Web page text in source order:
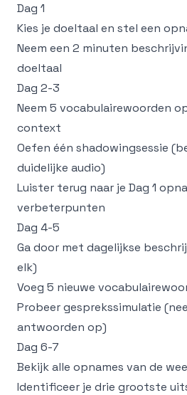
Dag 1
Kies je doeltaal en stel een
Neem een 2 minuten
doeltaal
Dag 2-3
Neem 5 vocabulairewoorden
context
Oefen één shadowingsessie
duidelijke audio)
Luister terug naar je Dag 1
verbeterpunten
Dag 4-5
Ga door met dagelijkse
elk)
Voeg 5 nieuwe
Probeer gesprekssimulatie
antwoorden op)
Dag 6-7
Bekijk alle opnames van de
Identificeer je drie grootste